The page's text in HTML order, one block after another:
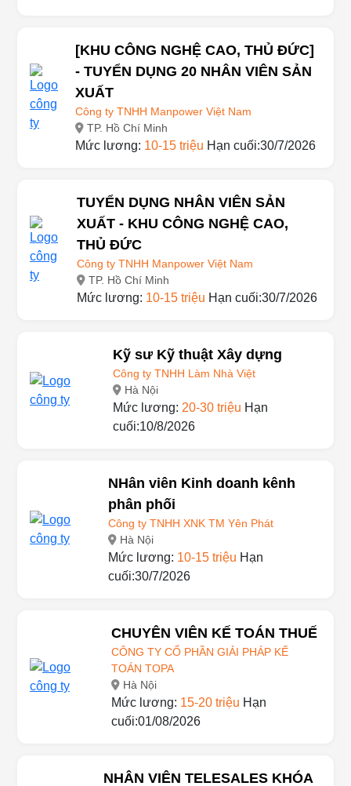
[KHU CÔNG NGHỆ CAO, THỦ ĐỨC]
- TUYỂN DỤNG 20 NHÂN VIÊN SẢN
XUẤT
Công ty TNHH Manpower Việt Nam
TP. Hồ Chí Minh
TUYỂN DỤNG NHÂN VIÊN SẢN
XUẤT - KHU CÔNG NGHỆ CAO,
THỦ ĐỨC
Công ty TNHH Manpower Việt Nam
TP. Hồ Chí Minh
Kỹ sư Kỹ thuật Xây dựng
Công ty TNHH Làm Nhà Việt
Hà Nội
Mức lương:20-30 triệu
NHân viên Kinh doanh kênh
phân phối
Công ty TNHH XNK TM Yên Phát
Hà Nội
Mức lương:10-15 triệu
CHUYÊN VIÊN KẾ TOÁN THUẾ
CÔNG TY CỔ PHẦN GIẢI PHÁP KẾ
TOÁN TOPA
Hà Nội
Mức lương:15-20 triệu